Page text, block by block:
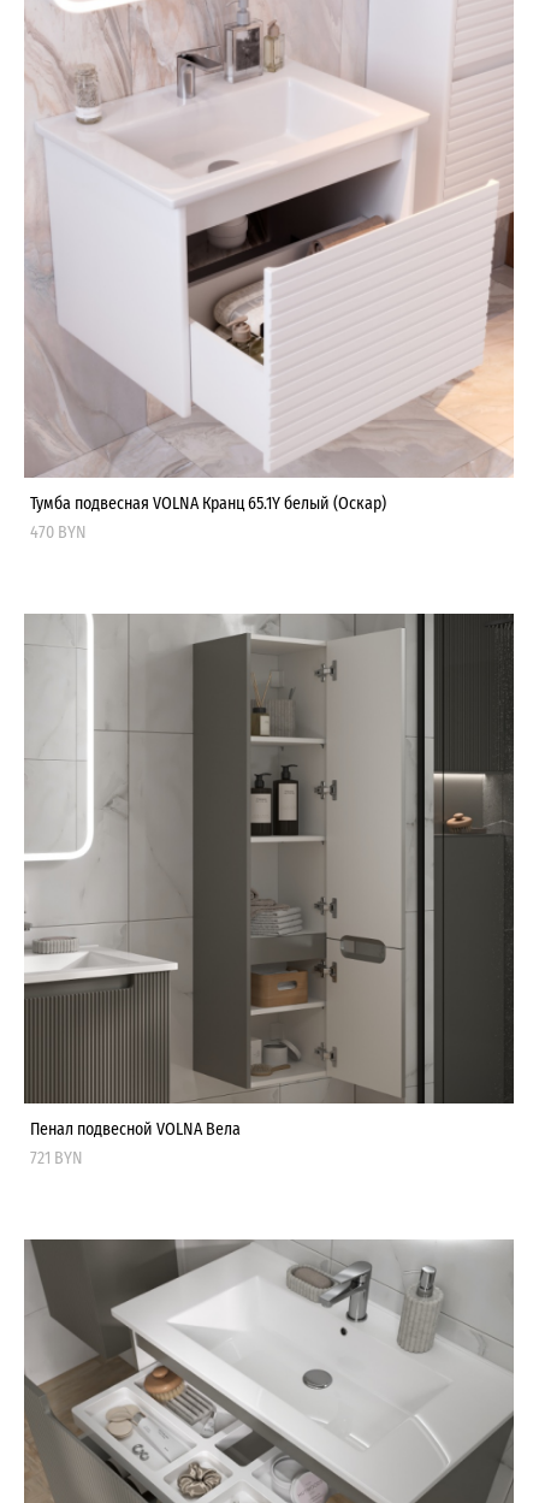
Тумба подвесная VOLNA Кранц 65.1Y белый (Оскар)
470 BYN
Пенал подвесной VOLNA Вела
721 BYN